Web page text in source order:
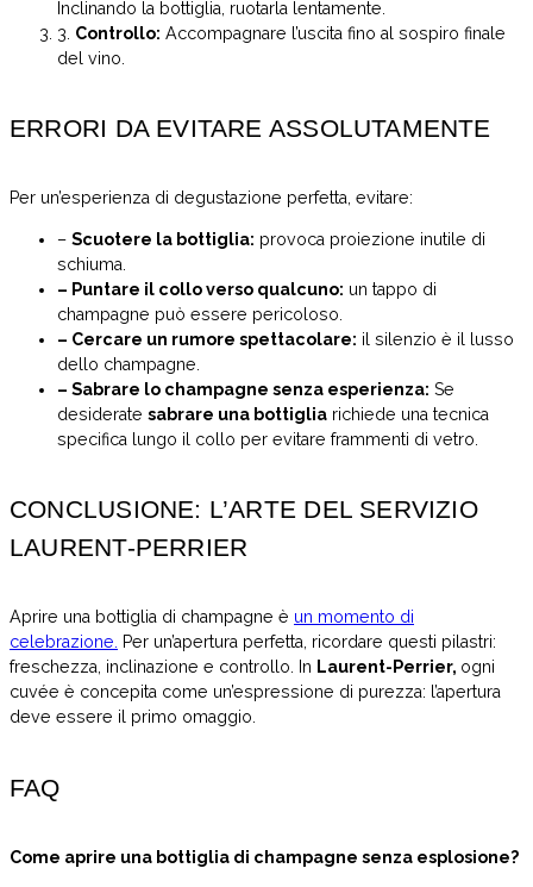
Inclinando la bottiglia, ruotarla lentamente.
3. Controllo: Accompagnare l’uscita fino al sospiro finale
del vino.
ERRORI DA EVITARE ASSOLUTAMENTE
Per un’esperienza di degustazione perfetta, evitare:
– Scuotere la bottiglia: provoca proiezione inutile di
schiuma.
– Puntare il collo verso qualcuno: un tappo di
champagne può essere pericoloso.
– Cercare un rumore spettacolare: il silenzio è il lusso
dello champagne.
– Sabrare lo champagne senza esperienza: Se
desiderate sabrare una bottiglia richiede una tecnica
specifica lungo il collo per evitare frammenti di vetro.
CONCLUSIONE: L’ARTE DEL SERVIZIO
LAURENT-PERRIER
Aprire una bottiglia di champagne è un momento di
celebrazione. Per un’apertura perfetta, ricordare questi pilastri:
freschezza, inclinazione e controllo. In Laurent-Perrier, ogni
cuvée è concepita come un’espressione di purezza: l’apertura
deve essere il primo omaggio.
FAQ
Come aprire una bottiglia di champagne senza esplosione?